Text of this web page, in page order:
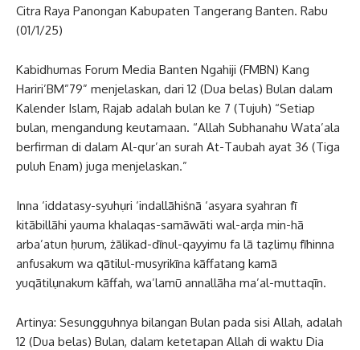
Citra Raya Panongan Kabupaten Tangerang Banten. Rabu
(01/1/25)
Kabidhumas Forum Media Banten Ngahiji (FMBN) Kang
Hariri’BM”79” menjelaskan, dari 12 (Dua belas) Bulan dalam
Kalender Islam, Rajab adalah bulan ke 7 (Tujuh) “Setiap
bulan, mengandung keutamaan. “Allah Subhanahu Wata’ala
berfirman di dalam Al-qur’an surah At-Taubah ayat 36 (Tiga
puluh Enam) juga menjelaskan.”
Inna ‘iddatasy-syuhụri ‘indallāhiṡnā ‘asyara syahran fī
kitābillāhi yauma khalaqas-samāwāti wal-arḍa min-hā
arba’atun ḥurum, żālikad-dīnul-qayyimu fa lā taẓlimụ fīhinna
anfusakum wa qātilul-musyrikīna kāffatang kamā
yuqātilụnakum kāffah, wa’lamū annallāha ma’al-muttaqīn.
Artinya: Sesungguhnya bilangan Bulan pada sisi Allah, adalah
12 (Dua belas) Bulan, dalam ketetapan Allah di waktu Dia